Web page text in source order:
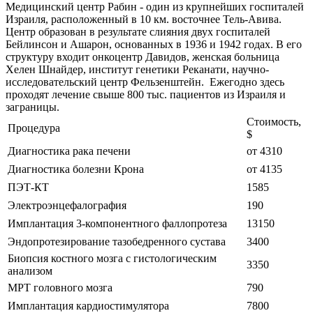
Медицинский центр Рабин - один из крупнейших госпиталей
Израиля, расположенный в 10 км. восточнее Тель-Авива.
Центр образован в результате слияния двух госпиталей
Бейлинсон и Ашарон, основанных в 1936 и 1942 годах. В его
структуру входит онкоцентр Давидов, женская больница
Хелен Шнайдер, институт генетики Реканати, научно-
исследовательский центр Фельзенштейн. Ежегодно здесь
проходят лечение свыше 800 тыс. пациентов из Израиля и
заграницы.
Процедура
Стоимость,
$
Диагностика рака печени
от 4310
Диагностика болезни Крона
от 4135
ПЭТ-КТ
1585
Электроэнцефалография
190
Имплантация 3-компонентного фаллопротеза
13150
Эндопротезирование тазобедренного сустава
3400
Биопсия костного мозга с гистологическим
анализом
3350
МРТ головного мозга
790
Имплантация кардиостимулятора
7800